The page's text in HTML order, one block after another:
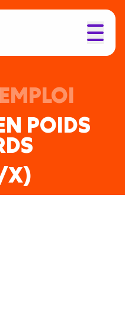
POIDS
X)